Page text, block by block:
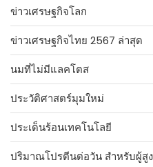
ข่าวเศรษฐกิจโลก
ข่าวเศรษฐกิจไทย 2567 ล่าสุด
นมที่ไม่มีแลคโตส
ประวัติศาสตร์มุมใหม่
ประเด็นร้อนเทคโนโลยี
ปริมาณโปรตีนต่อวัน สำหรับผู้สู